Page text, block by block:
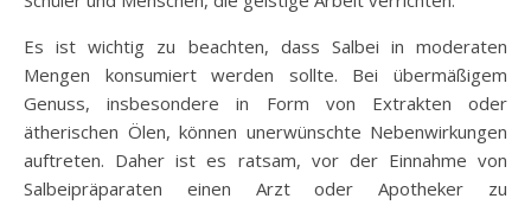
Es ist wichtig zu beachten, dass Salbei in moderaten
Mengen konsumiert werden sollte. Bei übermäßigem
Genuss, insbesondere in Form von Extrakten oder
ätherischen Ölen, können unerwünschte Nebenwirkungen
auftreten. Daher ist es ratsam, vor der Einnahme von
Salbeipräparaten einen Arzt oder Apotheker zu